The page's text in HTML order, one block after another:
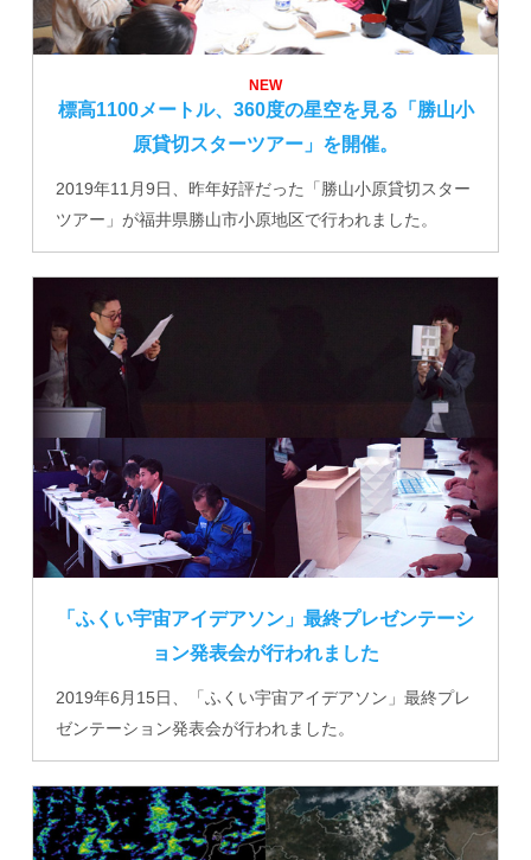
NEW
標高1100メートル、360度の星空を見る「勝山小
原貸切スターツアー」を開催。
2019年11月9日、昨年好評だった「勝山小原貸切スター
ツアー」が福井県勝山市小原地区で行われました。
「ふくい宇宙アイデアソン」最終プレゼンテーシ
ョン発表会が行われました
2019年6月15日、「ふくい宇宙アイデアソン」最終プレ
ゼンテーション発表会が行われました。